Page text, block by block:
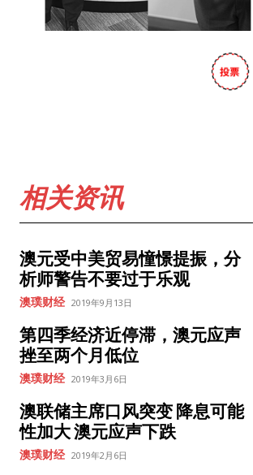
相关资讯
澳元受中美贸易憧憬提振，分
析师警告不要过于乐观
澳璞财经 2019年9月13日
第四季经济近停滞，澳元应声
挫至两个月低位
澳璞财经 2019年3月6日
澳联储主席口风突变 降息可能
性加大 澳元应声下跌
澳璞财经 2019年2月6日